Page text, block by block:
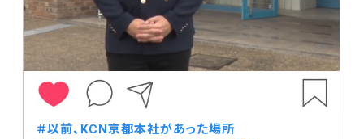
＃以前、KCN京都本社があった場所